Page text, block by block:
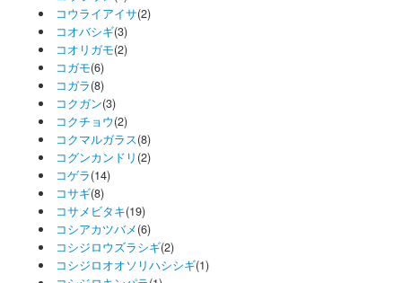
コウライアイサ(2)
コオバシギ(3)
コオリガモ(2)
コガモ(6)
コガラ(8)
コクガン(3)
コクチョウ(2)
コクマルガラス(8)
コグンカンドリ (2)
コゲラ(14)
コサギ(8)
コサメビタキ(19)
コシアカツバメ(6)
コシジロウズラシギ(2)
コシジロオオソリハシシギ(1)